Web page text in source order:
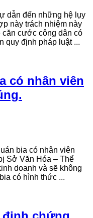
dẫn đến những hệ lụy
này trách nhiệm này
căn cước công dân có
quy định pháp luật ...
có nhân viên
bia có nhân viên
Sở Văn Hóa – Thể
doanh và sẽ không
có hình thức ...